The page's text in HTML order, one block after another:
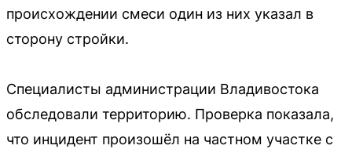
происхождении смеси один из них указал в
сторону стройки.
Специалисты администрации Владивостока
обследовали территорию. Проверка показала,
что инцидент произошёл на частном участке с